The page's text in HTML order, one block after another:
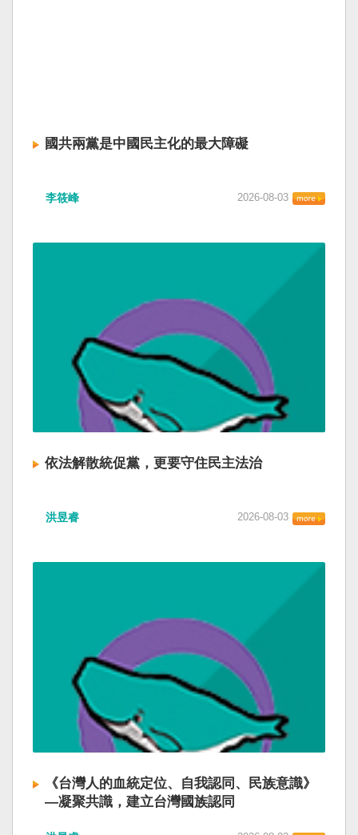
國共兩黨是中國民主化的最大障礙
李筱峰 2026-08-03
依法解散統促黨，更要守住民主法治
洪昱睿 2026-08-03
《台灣人的血統定位、自我認同、民族意識》
—凝聚共識，建立台灣國族認同